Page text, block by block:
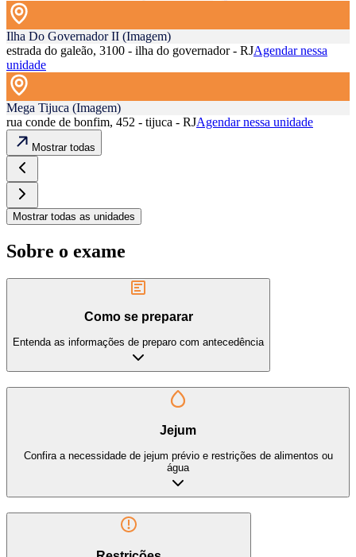
Ilha Do Governador II (Imagem)
estrada do galeão, 3100 - ilha do governador - RJAgendar nessa
unidade
Mega Tijuca (Imagem)
rua conde de bonfim, 452 - tijuca - RJAgendar nessa unidade
Mostrar todas
Mostrar todas as unidades
Sobre o exame
Como se preparar
Entenda as informações de preparo com antecedência
Jejum
Confira a necessidade de jejum prévio e restrições de alimentos ou
água